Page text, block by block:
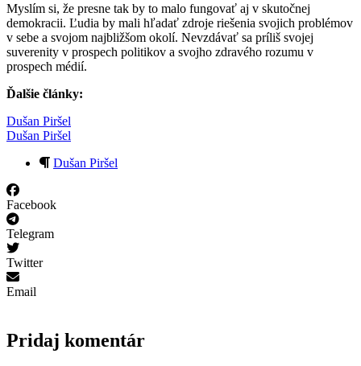
Myslím si, že presne tak by to malo fungovať aj v skutočnej
demokracii. Ľudia by mali hľadať zdroje riešenia svojich problémov
v sebe a svojom najbližšom okolí. Nevzdávať sa príliš svojej
suverenity v prospech politikov a svojho zdravého rozumu v
prospech médií.
Ďalšie články:
Dušan Piršel
Dušan Piršel
Dušan Piršel
Facebook
Telegram
Twitter
Email
Pridaj komentár